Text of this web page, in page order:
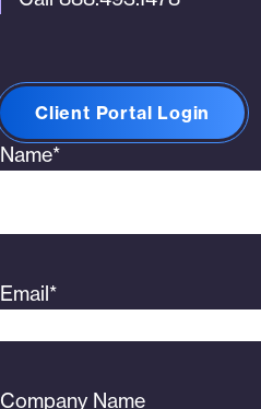
Client Portal Login
Name*
Email*
Company Name